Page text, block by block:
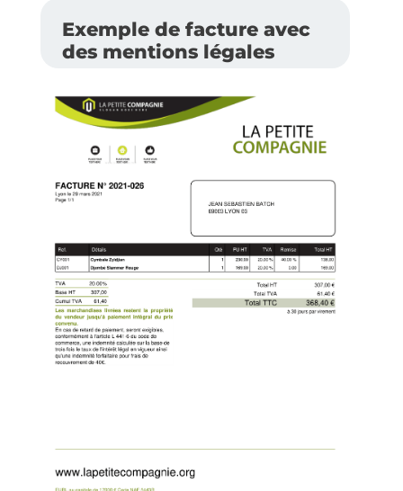
Exemple de facture avec
des mentions légales